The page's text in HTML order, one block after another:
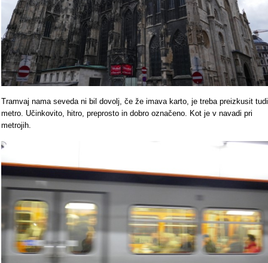
Tramvaj nama seveda ni bil dovolj, če že imava karto, je treba preizkusit tudi
metro. Učinkovito, hitro, preprosto in dobro označeno. Kot je v navadi pri
metrojih.